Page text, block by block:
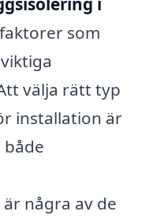
som
välja rätt typ
installation är
några av de